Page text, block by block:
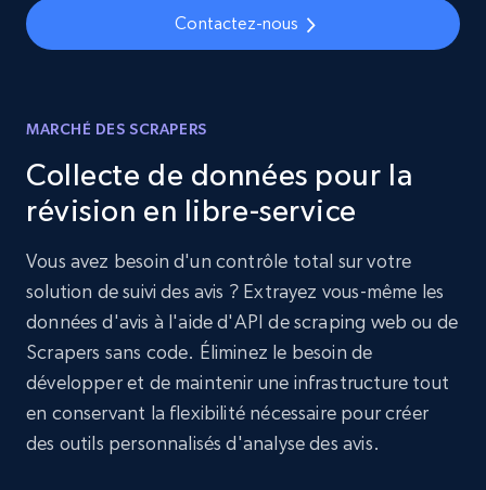
Contactez-nous
MARCHÉ DES SCRAPERS
Collecte de données pour la
révision en libre-service
Vous avez besoin d'un contrôle total sur votre
solution de suivi des avis ? Extrayez vous-même les
données d'avis à l'aide d'API de scraping web ou de
Scrapers sans code. Éliminez le besoin de
développer et de maintenir une infrastructure tout
en conservant la flexibilité nécessaire pour créer
des outils personnalisés d'analyse des avis.